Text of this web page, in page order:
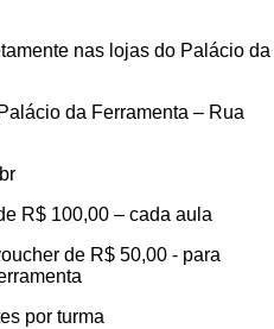
nas lojas do Palácio da
da Ferramenta – Rua
R$ 100,00 – cada aula
de R$ 50,00 - para
por turma